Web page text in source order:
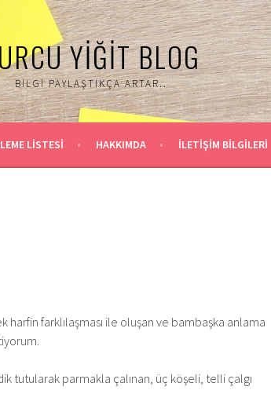
YIĞIT BLOG
BILGI PAYLAŞTIKÇA ARTAR..
LİSTESİ HAKKIMDA İLETİŞİM BİLGİLERİ
harfin farklılaşması ile oluşan ve bambaşka anlama
tutularak parmakla çalınan, üç köşeli, telli çalgı